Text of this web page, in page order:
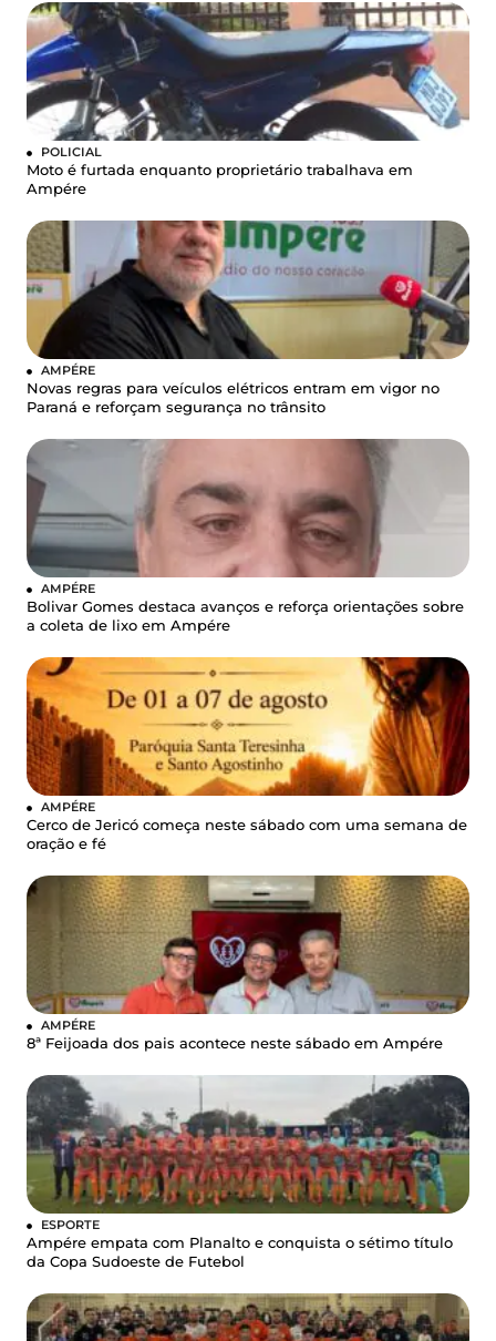
POLICIAL
Moto é furtada enquanto proprietário trabalhava em
Ampére
AMPÉRE
Novas regras para veículos elétricos entram em vigor no
Paraná e reforçam segurança no trânsito
AMPÉRE
Bolivar Gomes destaca avanços e reforça orientações sobre
a coleta de lixo em Ampére
AMPÉRE
Cerco de Jericó começa neste sábado com uma semana de
oração e fé
AMPÉRE
8ª Feijoada dos pais acontece neste sábado em Ampére
ESPORTE
Ampére empata com Planalto e conquista o sétimo título
da Copa Sudoeste de Futebol